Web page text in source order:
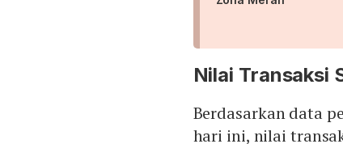
Nilai Transaksi
Berdasarkan data
hari ini, nilai